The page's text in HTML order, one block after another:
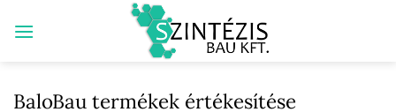
BaloBau termékek értékesítése